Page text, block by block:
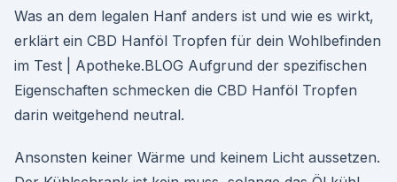
Was an dem legalen Hanf anders ist und wie es wirkt,
erklärt ein CBD Hanföl Tropfen für dein Wohlbefinden
im Test | Apotheke.BLOG Aufgrund der spezifischen
Eigenschaften schmecken die CBD Hanföl Tropfen
darin weitgehend neutral.
Ansonsten keiner Wärme und keinem Licht aussetzen.